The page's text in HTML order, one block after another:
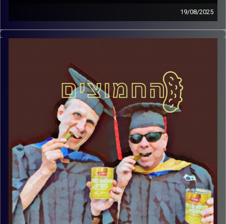
19/08/2025
המערכת הפוליטית על ספת הפסיכולוג, עם פרופסור בועז בן-
דוד ופרופסור גלעד הירשברגר
קרדיט תמונות:AudioVersity